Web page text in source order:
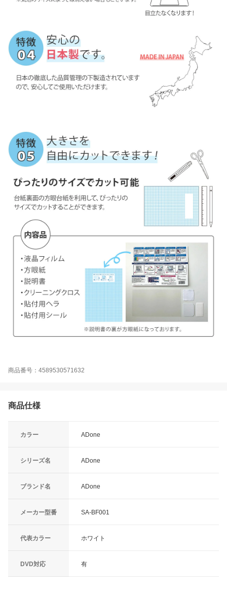
商品番号：4589530571632
商品仕様
カラー ADone
シリーズ名 ADone
ブランド名 ADone
メーカー型番 SA-BF001
代表カラー ホワイト
DVD対応 有